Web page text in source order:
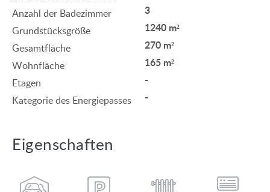
Anzahl der Badezimmer 3
Grundstücksgröße 1240 m²
Gesamtfläche 270 m²
Wohnfläche 165 m²
Etagen -
Kategorie des Energiepasses -
Eigenschaften